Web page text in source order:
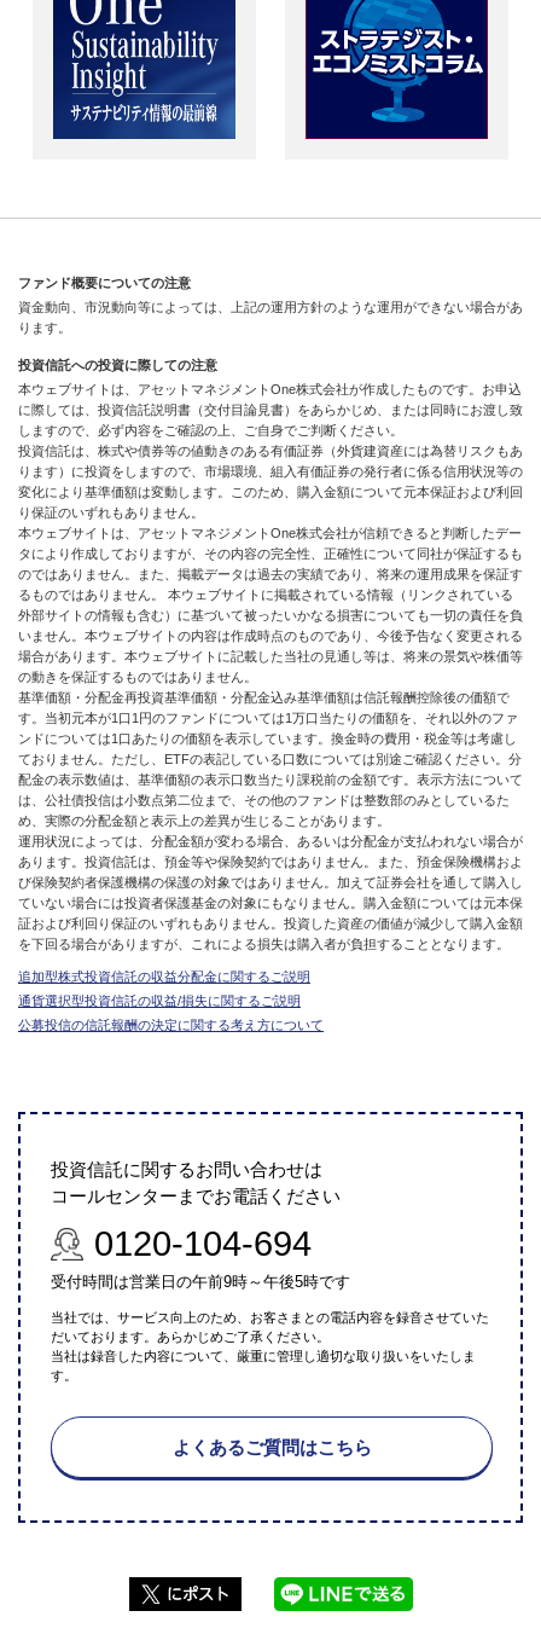
ファンド概要についての注意
資金動向、市況動向等によっては、上記の運用方針のような運用ができない場合があ
ります。
投資信託への投資に際しての注意
本ウェブサイトは、アセットマネジメントOne株式会社が作成したものです。お申込
に際しては、投資信託説明書（交付目論見書）をあらかじめ、または同時にお渡し致
しますので、必ず内容をご確認の上、ご自身でご判断ください。
投資信託は、株式や債券等の値動きのある有価証券（外貨建資産には為替リスクもあ
ります）に投資をしますので、市場環境、組入有価証券の発行者に係る信用状況等の
変化により基準価額は変動します。このため、購入金額について元本保証および利回
り保証のいずれもありません。
本ウェブサイトは、アセットマネジメントOne株式会社が信頼できると判断したデー
タにより作成しておりますが、その内容の完全性、正確性について同社が保証するも
のではありません。また、掲載データは過去の実績であり、将来の運用成果を保証す
るものではありません。 本ウェブサイトに掲載されている情報（リンクされている
外部サイトの情報も含む）に基づいて被ったいかなる損害についても一切の責任を負
いません。本ウェブサイトの内容は作成時点のものであり、今後予告なく変更される
場合があります。本ウェブサイトに記載した当社の見通し等は、将来の景気や株価等
の動きを保証するものではありません。
基準価額・分配金再投資基準価額・分配金込み基準価額は信託報酬控除後の価額で
す。当初元本が1口1円のファンドについては1万口当たりの価額を、それ以外のファ
ンドについては1口あたりの価額を表示しています。換金時の費用・税金等は考慮し
ておりません。ただし、ETFの表記している口数については別途ご確認ください。分
配金の表示数値は、基準価額の表示口数当たり課税前の金額です。表示方法について
は、公社債投信は小数点第二位まで、その他のファンドは整数部のみとしているた
め、実際の分配金額と表示上の差異が生じることがあります。
運用状況によっては、分配金額が変わる場合、あるいは分配金が支払われない場合が
あります。投資信託は、預金等や保険契約ではありません。また、預金保険機構およ
び保険契約者保護機構の保護の対象ではありません。加えて証券会社を通して購入し
ていない場合には投資者保護基金の対象にもなりません。購入金額については元本保
証および利回り保証のいずれもありません。投資した資産の価値が減少して購入金額
を下回る場合がありますが、これによる損失は購入者が負担することとなります。
追加型株式投資信託の収益分配金に関するご説明
通貨選択型投資信託の収益/損失に関するご説明
公募投信の信託報酬の決定に関する考え方について
投資信託に関するお問い合わせは
コールセンターまでお電話ください
0120-104-694
受付時間は営業日の午前9時～午後5時です
当社では、サービス向上のため、お客さまとの電話内容を録音させていた
だいております。あらかじめご了承ください。
当社は録音した内容について、厳重に管理し適切な取り扱いをいたしま
す。
よくあるご質問はこちら